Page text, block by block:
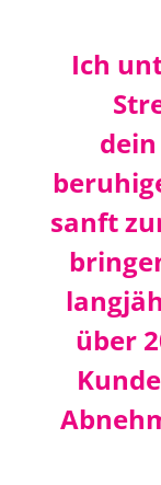
Ich
dein
sanft
über